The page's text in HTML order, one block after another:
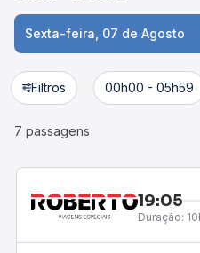
Sexta-feira, 07 de Agosto
Filtros 00h00 - 05h59
7 passagens
19:05
Duração: